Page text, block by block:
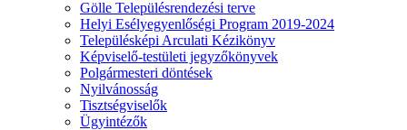
Gölle Településrendezési terve
Helyi Esélyegyenlőségi Program 2019-2024
Településképi Arculati Kézikönyv
Képviselő-testületi jegyzőkönyvek
Polgármesteri döntések
Nyilvánosság
Tisztségviselők
Ügyintézők